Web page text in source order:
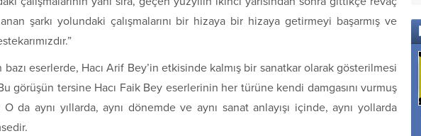
şarkı yolundaki çalışmalarını bir hizaya bir hizaya getirmeyi başarmış ve
bazı eserlerde, Hacı Arif Bey’in etkisinde kalmış bir sanatkar olarak gösterilmesi
görüşün tersine Hacı Faik Bey eserlerinin her türüne kendi damgasını vurmuş
da aynı yıllarda, aynı dönemde ve aynı sanat anlayışı içinde, aynı yollarda
Sana Dün Bir
Sana Nerden Gönül
Hatırla Ey Gönül Hoş